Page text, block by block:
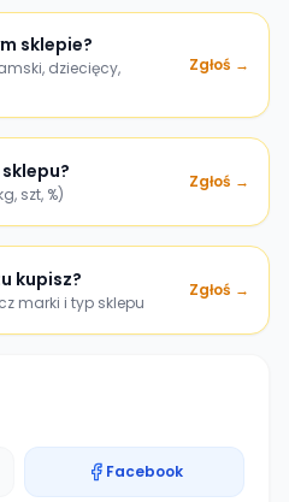
sklepie?
dziecięcy,
Zgłoś →
szt, %)
Zgłoś →
kupisz?
marki i typ sklepu
Zgłoś →
Facebook